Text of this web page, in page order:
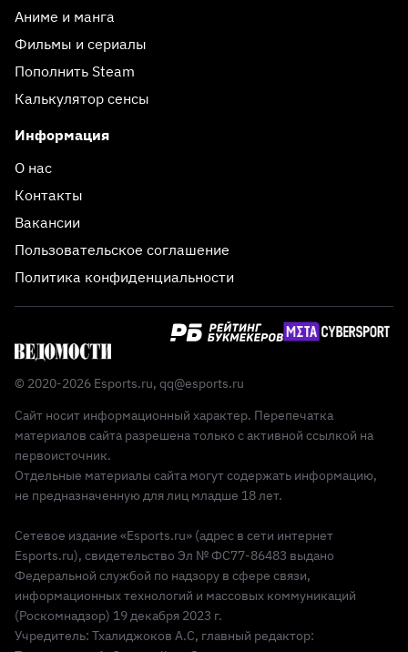
Аниме и манга
Фильмы и сериалы
Пополнить Steam
Калькулятор сенсы
Информация
О нас
Контакты
Вакансии
Пользовательское соглашение
Политика конфиденциальности
© 2020-2026 Esports.ru, qq@esports.ru
Сайт носит информационный характер. Перепечатка
материалов сайта разрешена только с активной ссылкой на
первоисточник.
Отдельные материалы сайта могут содержать информацию,
не предназначенную для лиц младше 18 лет.
Сетевое издание «Esports.ru» (адрес в сети интернет
Esports.ru), свидетельство Эл № ФС77-86483 выдано
Федеральной службой по надзору в сфере связи,
информационных технологий и массовых коммуникаций
(Роскомнадзор) 19 декабря 2023 г.
Учредитель: Тхалиджоков А.С, главный редактор: